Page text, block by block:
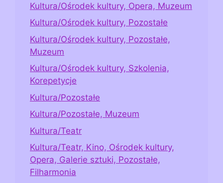
Kultura/Ośrodek kultury, Opera, Muzeum
Kultura/Ośrodek kultury, Pozostałe
Kultura/Ośrodek kultury, Pozostałe,
Muzeum
Kultura/Ośrodek kultury, Szkolenia,
Korepetycje
Kultura/Pozostałe
Kultura/Pozostałe, Muzeum
Kultura/Teatr
Kultura/Teatr, Kino, Ośrodek kultury,
Opera, Galerie sztuki, Pozostałe,
Filharmonia